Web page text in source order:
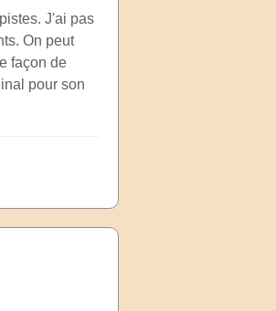
J'ai pas
On peut
façon de
pour son